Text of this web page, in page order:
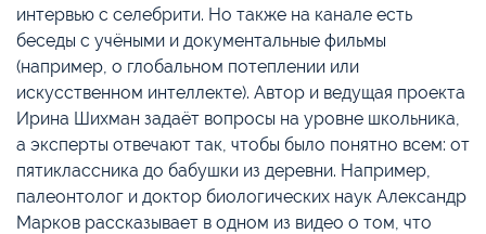
интервью с селебрити. Но также на канале есть
беседы с учёными и документальные фильмы
(например, о глобальном потеплении или
искусственном интеллекте). Автор и ведущая проекта
Ирина Шихман задаёт вопросы на уровне школьника,
а эксперты отвечают так, чтобы было понятно всем: от
пятиклассника до бабушки из деревни. Например,
палеонтолог и доктор биологических наук Александр
Марков рассказывает в одном из видео о том, что